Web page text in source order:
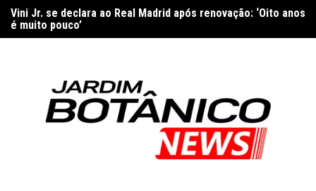
para
o
Vini Jr. se declara ao Real Madrid após renovação: ‘Oito anos
é muito pouco’